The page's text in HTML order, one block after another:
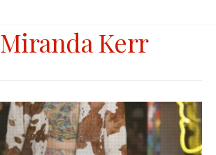
Miranda Kerr